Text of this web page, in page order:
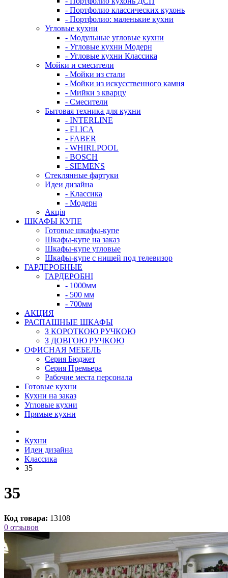
- Портфолио классических кухонь
- Портфолио: маленькие кухни
Угловые кухни
- Модульные угловые кухни
- Угловые кухни Модерн
- Угловые кухни Классика
Мойки и смесители
- Мойки из стали
- Мойки из искусственного камня
- Мийки з кварцу
- Смесители
Бытовая техника для кухни
- INTERLINE
- ELICA
- FABER
- WHIRLPOOL
- BOSCH
- SIEMENS
Стеклянные фартуки
Идеи дизайна
- Класcика
- Модерн
Акція
ШКАФЫ КУПЕ
Готовые шкафы-купе
Шкафы-купе на заказ
Шкафы-купе угловые
Шкафы-купе с нишей под телевизор
ГАРДЕРОБНЫЕ
ГАРДЕРОБНІ
- 1000мм
- 500 мм
- 700мм
АКЦИЯ
РАСПАШНЫЕ ШКАФЫ
З КОРОТКОЮ РУЧКОЮ
З ДОВГОЮ РУЧКОЮ
ОФИСНАЯ МЕБЕЛЬ
Серия Бюджет
Серия Премьера
Рабочие места персонала
Готовые кухни
Кухни на заказ
Угловые кухни
Прямые кухни
Кухни
Идеи дизайна
Класcика
35
35
Код товара: 13108
0 отзывов